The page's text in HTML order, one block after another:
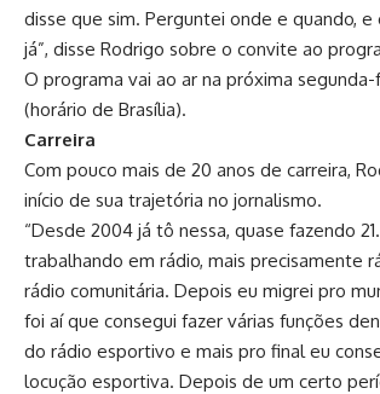
disse que sim. Perguntei onde e quando,
já”, disse Rodrigo sobre o convite ao
O programa vai ao ar na próxima segunda-
(horário de Brasília).
Carreira
Com pouco mais de 20 anos de carreira,
início de sua trajetória no jornalismo.
“Desde 2004 já tô nessa, quase fazendo
trabalhando em rádio, mais precisamente
rádio comunitária. Depois eu migrei pro
foi aí que consegui fazer várias funções
do rádio esportivo e mais pro final eu
locução esportiva. Depois de um certo